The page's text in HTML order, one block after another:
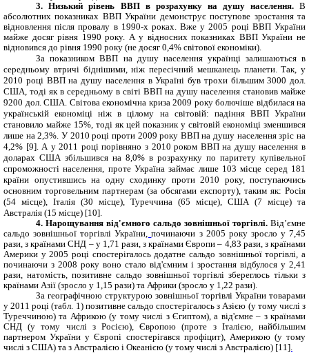
3. Низький рівень ВВП в розрахунку на душу населення. В
абсолютних показниках ВВП України демонструє поступове зростання та
відновлення після провалу в 1990-х роках. Вже у 2005 році ВВП України
майже досяг рівня 1990 року. А у відносних показниках ВВП України не
відновився до рівня 1990 року (не досяг 0,4% світової економіки).
За показником ВВП на душу населення українці залишаються в
середньому втричі біднішими, ніж пересічний мешканець планети. Так, у
2010 році ВВП на душу населення в Україні був трохи більшим 3000 дол.
США, тоді як в середньому в світі ВВП на душу населення становив майже
9200 дол. США. Світова економічна криза 2009 року болючіше відбилася на
українській економіці ніж в цілому на світовій: падіння ВВП України
становило майже 15%, тоді як цей показник у світовій економіці зменшився
лише на 2,3%. У 2010 році проти 2009 року ВВП на душу населення зріс на
4,2% [9]. А у 2011 році порівняно з 2010 роком ВВП на душу населення в
доларах США збільшився на 8,0% в розрахунку по паритету купівельної
спроможності населення, проте Україна займає лише 103 місце серед 181
країни опустившись на одну сходинку проти 2010 року, поступаючись
основним торговельним партнерам (за обсягами експорту), таким як: Росія
(54 місце), Італія (30 місце), Туреччина (65 місце), США (7 місце) та
Австралія (15 місце) [10].
4. Нарощування від'ємного сальдо зовнішньої торгівлі. Від’ємне
сальдо зовнішньої торгівлі України ,починаючи з 2005 року зросло у 7,45
рази, з країнами СНД – у 1,71 рази, з країнами Європи – 4,83 рази, з країнами
Америки у 2005 році спостерігалось додатне сальдо зовнішньої торгівлі, а
починаючи з 2008 року воно стало від'ємним і зростання відбулося у 2,41
рази, натомість, позитивне сальдо зовнішньої торгівлі збереглось тільки з
країнами Азії (зросло у 1,15 рази) та Африки (зросло у 1,22 рази).
За географічною структурою зовнішньої торгівлі України товарами
у 2011 році (табл. 1) позитивне сальдо спостерігалось з Азією (у тому числі з
Туреччиною) та Африкою (у тому числі з Єгиптом), а від'ємне – з країнами
СНД (у тому числі з Росією), Європою (проте з Італією, найбільшим
партнером України у Європі спостерігався профіцит), Америкою (у тому
числі з США) та з Австралією і Океанією (у тому числі з Австралією) [11 ].